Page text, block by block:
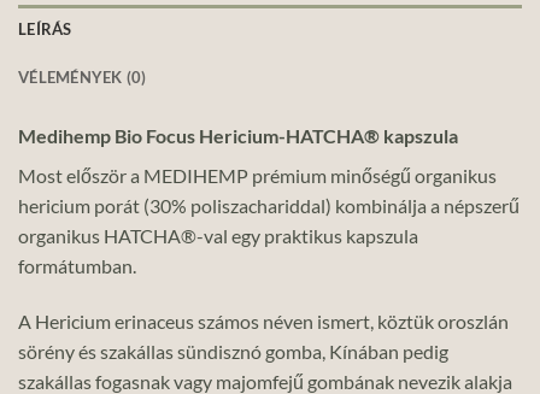
LEÍRÁS
VÉLEMÉNYEK (0)
Medihemp Bio Focus Hericium-HATCHA® kapszula
Most először a MEDIHEMP prémium minőségű organikus
hericium porát (30% poliszachariddal) kombinálja a népszerű
organikus HATCHA®-val egy praktikus kapszula
formátumban.
A Hericium erinaceus számos néven ismert, köztük oroszlán
sörény és szakállas sündisznó gomba, Kínában pedig
szakállas fogasnak vagy majomfejű gombának nevezik alakja